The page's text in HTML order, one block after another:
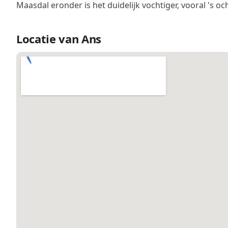
Maasdal eronder is het duidelijk vochtiger, vooral 's
Locatie van Ans